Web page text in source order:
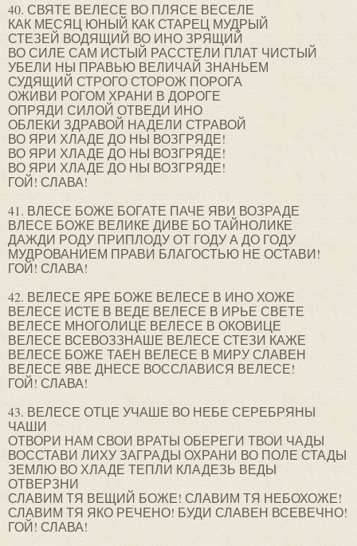
40. СВЯТЕ ВЕЛЕСЕ ВО ПЛЯСЕ ВЕСЕЛЕ
КАК МЕСЯЦ ЮНЫЙ КАК СТАРЕЦ МУДРЫЙ
СТЕЗЕЙ ВОДЯЩИЙ ВО ИНО ЗРЯЩИЙ
ВО СИЛЕ САМ ИСТЫЙ РАССТЕЛИ ПЛАТ ЧИСТЫЙ
УБЕЛИ НЫ ПРАВЬЮ ВЕЛИЧАЙ ЗНАНЬЕМ
СУДЯЩИЙ СТРОГО СТОРОЖ ПОРОГА
ОЖИВИ РОГОМ ХРАНИ В ДОРОГЕ
ОПРЯДИ СИЛОЙ ОТВЕДИ ИНО
ОБЛЕКИ ЗДРАВОЙ НАДЕЛИ СТРАВОЙ
ВО ЯРИ ХЛАДЕ ДО НЫ ВОЗГРЯДЕ!
ВО ЯРИ ХЛАДЕ ДО НЫ ВОЗГРЯДЕ!
ВО ЯРИ ХЛАДЕ ДО НЫ ВОЗГРЯДЕ!
ГОЙ! СЛАВА!
41. ВЛЕСЕ БОЖЕ БОГАТЕ ПАЧЕ ЯВИ ВОЗРАДЕ
ВЛЕСЕ БОЖЕ ВЕЛИКЕ ДИВЕ БО ТАЙНОЛИКЕ
ДАЖДИ РОДУ ПРИПЛОДУ ОТ ГОДУ А ДО ГОДУ
МУДРОВАНИЕМ ПРАВИ БЛАГОСТЬЮ НЕ ОСТАВИ!
ГОЙ! СЛАВА!
42. ВЕЛЕСЕ ЯРЕ БОЖЕ ВЕЛЕСЕ В ИНО ХОЖЕ
ВЕЛЕСЕ ИСТЕ В ВЕДЕ ВЕЛЕСЕ В ИРЬЕ СВЕТЕ
ВЕЛЕСЕ МНОГОЛИЦЕ ВЕЛЕСЕ В ОКОВИЦЕ
ВЕЛЕСЕ ВСЕВОЗЗНАШЕ ВЕЛЕСЕ СТЕЗИ КАЖЕ
ВЕЛЕСЕ БОЖЕ ТАЕН ВЕЛЕСЕ В МИРУ СЛАВЕН
ВЕЛЕСЕ ЯВЕ ДНЕСЕ ВОССЛАВИСЯ ВЕЛЕСЕ!
ГОЙ! СЛАВА!
43. ВЕЛЕСЕ ОТЦЕ УЧАШЕ ВО НЕБЕ СЕРЕБРЯНЫ
ЧАШИ
ОТВОРИ НАМ СВОИ ВРАТЫ ОБЕРЕГИ ТВОИ ЧАДЫ
ВОССТАВИ ЛИХУ ЗАГРАДЫ ОХРАНИ ВО ПОЛЕ СТАДЫ
ЗЕМЛЮ ВО ХЛАДЕ ТЕПЛИ КЛАДЕЗЬ ВЕДЫ
ОТВЕРЗНИ
СЛАВИМ ТЯ ВЕЩИЙ БОЖЕ! СЛАВИМ ТЯ НЕБОХОЖЕ!
СЛАВИМ ТЯ ЯКО РЕЧЕНО! БУДИ СЛАВЕН ВСЕВЕЧНО!
ГОЙ! СЛАВА!